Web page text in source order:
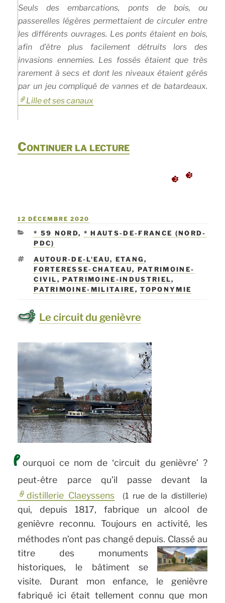
Seuls des embarcations, ponts de bois, ou
passerelles légères permettaient de circuler entre
les différents ouvrages. Les ponts étaient en bois,
afin d’être plus facilement détruits lors des
invasions ennemies. Les fossés étaient que très
rarement à secs et dont les niveaux étaient gérés
par un jeu compliqué de vannes et de batardeaux.
Lille et ses canaux
Continuer la lecturede
citadelles
à
Lille »
PUBLIÉ
12 DÉCEMBRE 2020
CATÉGORIES
* 59 NORD, * HAUTS-DE-FRANCE (NORD-
PDC)
ÉTIQUETTES
AUTOUR-DE-L'EAU, ETANG,
FORTERESSE-CHATEAU, PATRIMOINE-
CIVIL ,PATRIMOINE-INDUSTRIEL,
PATRIMOINE-MILITAIRE ,TOPONYMIE
Le circuit du genièvre
P ourquoi ce nom de ‘circuit du genièvre’ ?
peut-être parce qu’il passe devant la
distillerie Claeyssens
(1 rue de la distillerie)
qui, depuis 1817, fabrique un alcool de
genièvre reconnu. Toujours en activité, les
méthodes n’ont pas changé depuis. Classé au
titre des monuments
historiques, le bâtiment se
visite. Durant mon enfance, le genièvre
fabriqué ici était tellement connu que mon